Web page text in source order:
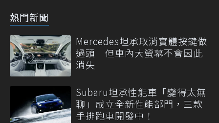
熱門新聞
Mercedes坦承取消實體按鍵做
過頭 但車內大螢幕不會因此
消失
Subaru坦承性能車「變得太無
聊」成立全新性能部門，三款
手排跑車開發中！